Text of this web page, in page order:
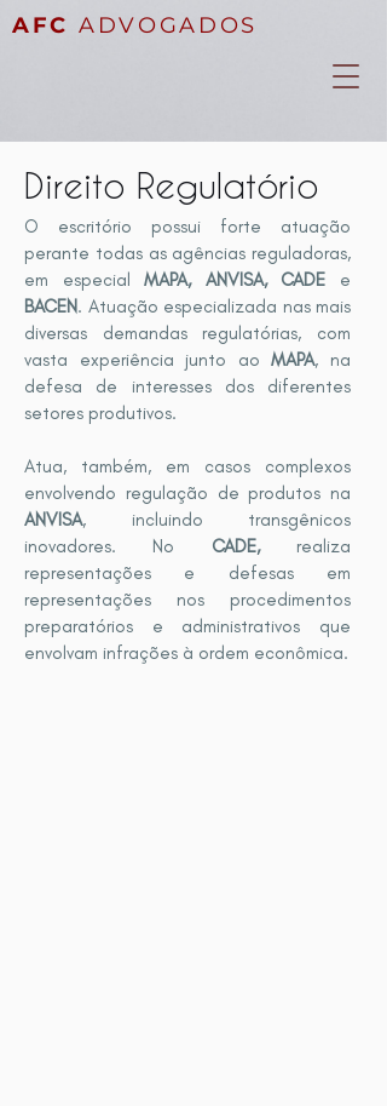
AFC ADVOGADOS
Direito Regulatório
O escritório possui forte atuação
perante todas as agências reguladoras,
em especial MAPA, ANVISA, CADE e
BACEN. Atuação especializada nas mais
diversas demandas regulatórias, com
vasta experiência junto aoMAPA, na
defesa de interesses dos diferentes
setores produtivos.
Atua, também, em casos complexos
envolvendo regulação de produtos na
ANVISA, incluindo transgênicos
inovadores. No CADE,realiza
representações e defesas em
representações nos procedimentos
preparatórios e administrativos que
envolvam infrações à ordem econômica.